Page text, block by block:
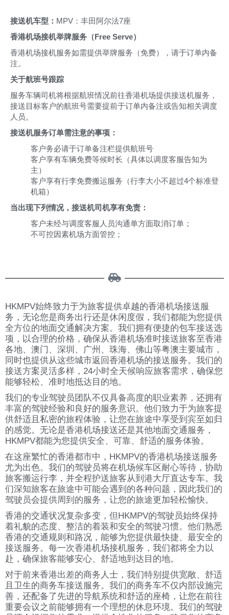
接送机车型： MPV：丰田阿尔法7座
香港机场接机举牌服务（Free Serve）
香港机场接机服务如需提供举牌服务（免费），请于订单内备
注。
关于航班号跟踪
服务车辆司机将根据航班情况前往香港机场提供接送机服务，
接送目标客户的航班号需要提前于订单内备注或告知相关调度
人员。
接送机服务订单需注意的事项：
客户务必请于订单备注栏提供航班号
客户享有车辆免费等候时长（具体以调度客服告知为
主）
客户享有行李免费搬运服务（行李大小不超过4个标准登
机箱）
当出现下列情况，接送机司机享有免责：
客户未经与调度客服人员沟通单方面取消订单；
不可控因素机场方面管控；
HKMPV始终致力于为旅客提供卓越的香港机场接送服
务，无论您是商务出行还是休闲度假，我们都能为您提供
全方位的地面交通解决方案。我们拥有便捷的包车接送选
项，以合理的价格，确保从香港机场准时接送旅客至香港
各地、澳门、深圳、广州、珠海、佛山等粤澳主要城市，
同时也提供从这些城市返回香港机场的接送服务。我们的
接送方案灵活多样，24小时全天候响应旅客需求，确保您
能够轻松、准时地抵达目的地。
我们的专业驾驶员团队不仅具备高度的职业素养，还拥有
丰富的驾驶经验和良好的服务意识。他们致力于为旅客提
供舒适且私密的旅程体验，让您在旅途中享受到宾至如归
的感觉。无论是香港机场接送还是其他地面交通服务，
HKMPV都能为您提供安全、可靠、舒适的服务体验。
在这座繁忙的香港都市中，HKMPV的香港机场接送服务
尤为出色。我们的驾驶员将在机场候车区耐心等待，协助
旅客搬运行李，并全程护送旅客从到港大厅直达专车。我
们深知旅客在旅途中可能会遇到的各种问题，因此我们的
驾驶员会提供周到的服务，让您的旅途更加轻松愉快。
香港的交通状况复杂多变，但HKMPV的驾驶员始终保持
着礼貌的态度、整洁的着装和安全的驾驶习惯。他们熟悉
香港的交通规则和路况，能够为您提供最快捷、最安全的
接送服务。每一次香港机场接机服务，我们都将全力以
赴，确保旅客能够安心、舒适地到达目的地。
对于前来香港出差的商务人士，我们特别提供宽敞、舒适
且卫生的商务车接送服务。我们的商务车不仅内部设施完
善，还配备了先进的导航系统和舒适的座椅，让您在前往
重要会议之前能够拥有一个理想的休息环境。我们的驾驶